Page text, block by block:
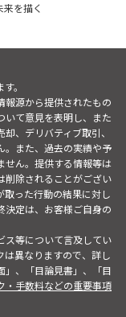
を描く
。
報源から提供されたもの
いて意見を表明し、また
、デリバティブ取引、
。また、過去の実績や予
せん。提供する情報等は
削除されることがござい
取った行動の結果に対し
決定は、お客様ご自身の
ス等について言及してい
は異なりますので、詳し
」、「目論見書」、「目
・手数料などの重要事項